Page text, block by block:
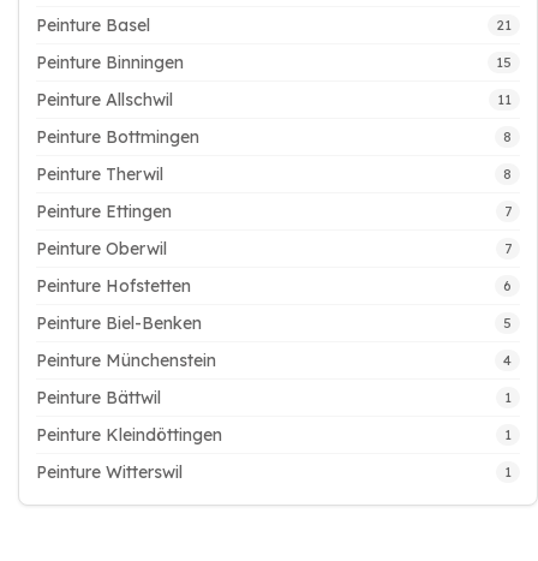
Peinture Basel 21
Peinture Binningen 15
Peinture Allschwil 11
Peinture Bottmingen 8
Peinture Therwil 8
Peinture Ettingen 7
Peinture Oberwil 7
Peinture Hofstetten 6
Peinture Biel-Benken 5
Peinture Münchenstein 4
Peinture Bättwil 1
Peinture Kleindöttingen 1
Peinture Witterswil 1